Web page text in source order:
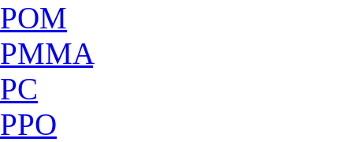
POM
PMMA
PC
PPO